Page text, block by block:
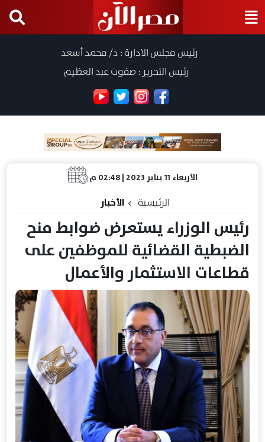
رئيس مجلس الادارة : د/ محمد أسعد
رئيس التحرير : صفوت عبد العظيم
الأربعاء 11 يناير 2023 | 02:48 م
الرئيسية الأخبار
رئيس الوزراء يستعرض ضوابط منح
الضبطية القضائية للموظفين على
قطاعات الاستثمار والأعمال